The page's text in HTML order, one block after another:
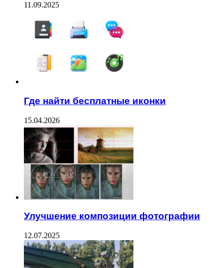
11.09.2025
Где найти бесплатные иконки
15.04.2026
Улучшение композиции фотографии
12.07.2025